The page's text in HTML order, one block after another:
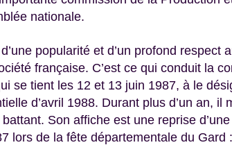
nationale.
popularité et d’un profond respect
française. C’est ce qui conduit la
se tient les 12 et 13 juin 1987, à le
d’avril 1988. Durant plus d’un an, il
Son affiche est une reprise
lors de la fête départementale du Gard